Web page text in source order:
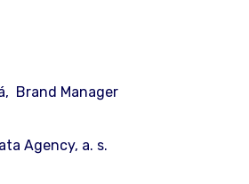
Brand Manager
Agency, a. s.